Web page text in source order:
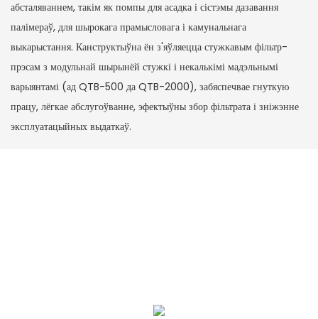
абсталяваннем, такім як помпы для асадка і сістэмы дазавання
палімераў, для шырокага прамысловага і камунальнага
выкарыстання. Канструктыўна ён з'яўляецца стужкавым фільтр-
прэсам з модульнай шырынёй стужкі і некалькімі мадэльнымі
варыянтамі (ад QTB-500 да QTB-2000), забяспечвае гнуткую
працу, лёгкае абслугоўванне, эфектыўны збор фільтрата і зніжэнне
эксплуатацыйных выдаткаў.